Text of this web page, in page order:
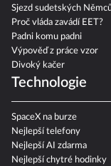
dosáhne?
Sjezd sudetských Němců
Proč vláda zavádí EET?
Padni komu padni
Výpověď z práce vzor
Divoký kačer
Technologie
SpaceX na burze
Nejlepší telefony
Nejlepší AI zdarma